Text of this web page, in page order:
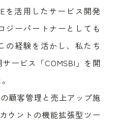
を活用したサービス開発
ジーパートナーとしても
の経験を活かし、私たち
ービス「COMSBI」を開
の顧客管理と売上アップ施
ウントの機能拡張型ツー